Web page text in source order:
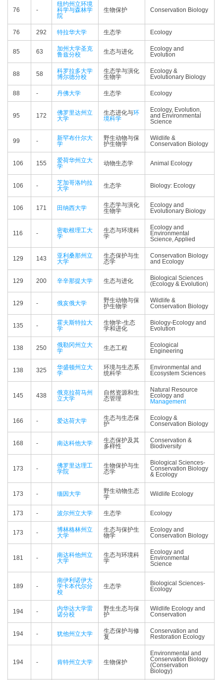
76 -
纽约州立环境
科学与森林学
院
生物保护 Conservation Biology
76 292 特拉华大学 生态学 Ecology
85 63
加州大学圣克
鲁兹分校
生态与进化
Ecology and
Evolution
88 58
科罗拉多大学
博尔德分校
生态学与演化
生物学
Ecology &
Evolutionary Biology
88 - 丹佛大学 生态学 Ecology
95 172
佛罗里达州立
大学
生态进化与环
境科学
Ecology, Evolution,
and Environmental
Science
99 -
新罕布什尔大
学
野生动物与保
护生物学
Wildlife &
Conservation Biology
106 155
爱荷华州立大
学
动物生态学 Animal Ecology
106 -
芝加哥洛约拉
大学
生态学 Biology: Ecology
106 171 田纳西大学
生态学与演化
生物学
Ecology and
Evolutionary Biology
116 -
密歇根理工大
学
生态与环境科
学
Ecology and
Environmental
Science, Applied
129 143
亚利桑那州立
大学
生态保护与生
态学
Conservation Biology
and Ecology
129 200 辛辛那提大学 生态与进化
Biological Sciences
(Ecology & Evolution)
129 - 俄亥俄大学
野生动物与保
护生物学
Wildlife &
Conservation Biology
135 -
霍夫斯特拉大
学
生物学-生态
学和进化
Biology-Ecology and
Evolution
138 250
俄勒冈州立大
学
生态工程
Ecological
Engineering
138 325
华盛顿州立大
学
环境与生态系
统科学
Environmental and
Ecosystem Sciences
145 438
俄克拉荷马州
立大学
自然资源和生
态管理
Natural Resource
Ecology and
Management
166 - 爱达荷大学
生态与生态保
护
Ecology &
Conservation Biology
168 - 南达科他大学
生态保护及其
多样性
Conservation &
Biodiversity
173 -
佛罗里达理工
学院
生物保护与生
态学
Biological Sciences-
Conservation Biology
& Ecology
173 - 缅因大学
野生动物生态
学
Wildlife Ecology
173 - 波尔州立大学 生态学 Ecology
173 -
博林格林州立
大学
生态与保护生
物学
Ecology and
Conservation Biology
181 -
南达科他州立
大学
生态与环境科
学
Ecology and
Environmental
Science
189 -
南伊利诺伊大
学卡本代尔分
校
生态学
Biological Sciences-
Ecology
194 -
内华达大学雷
诺分校
野生生态与保
护
Wildlife Ecology and
Conservation
194 - 犹他州立大学
生态保护与修
复
Conservation and
Restoration Ecology
194 - 肯特州立大学 生物保护
Environmental and
Conservation Biology
(Conservation
Biology)